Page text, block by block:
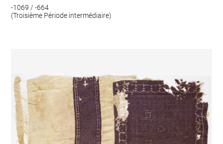
-1069 / -664
(Troisième Période intermédiaire)